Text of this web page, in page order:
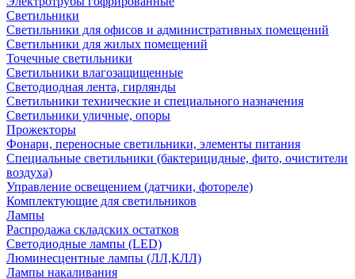
Светильники
Светильники для офисов и административных помещений
Светильники для жилых помещений
Точечные светильники
Светильники влагозащищенные
Светодиодная лента, гирлянды
Светильники технические и специального назначения
Светильники уличные, опоры
Прожекторы
Фонари, переносные светильники, элементы питания
Специальные светильники (бактерицидные, фито, очистители
воздуха)
Управление освещением (датчики, фотореле)
Комплектующие для светильников
Лампы
Распродажа складских остатков
Светодиодные лампы (LED)
Люминесцентные лампы (ЛЛ,КЛЛ)
Лампы накаливания